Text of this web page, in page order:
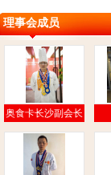
理事会成员
奥食卡长沙副会长
林炎东